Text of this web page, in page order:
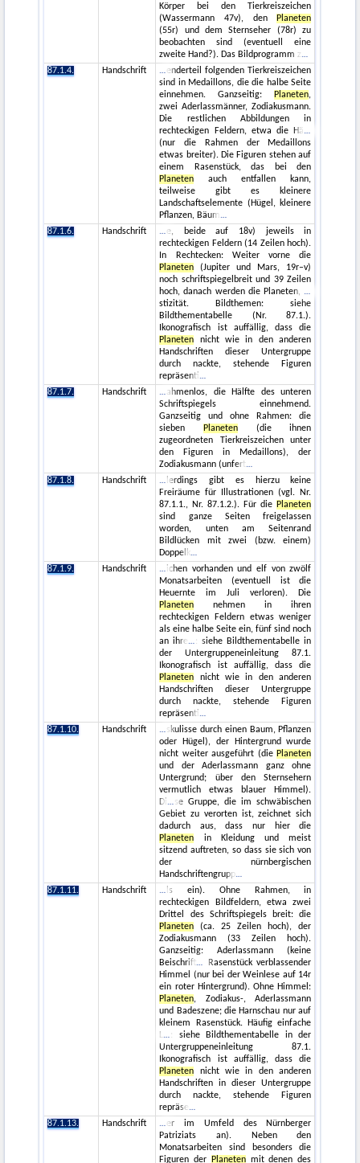
Körper bei den Tierkreiszeichen
(Wassermann 47v), den
Planeten
(55r) und dem Sternseher (78r) zu
beobachten sind (eventuell eine
zweite Hand?). Das Bildprogramm z
87.1.4.
Handschrift
enderteil folgenden Tierkreiszeichen
sind in Medaillons, die die halbe Seite
einnehmen. Ganzseitig:
Planeten,
zwei Aderlassmänner, Zodiakusmann.
Die restlichen Abbildungen in
rechteckigen Feldern, etwa die Hä
(nur die Rahmen der Medaillons
etwas breiter). Die Figuren stehen auf
einem Rasenstück, das bei den
Planeten auch entfallen kann,
teilweise gibt es kleinere
Landschaftselemente (Hügel, kleinere
Pflanzen, Bäum
87.1.6.
Handschrift
e, beide auf 18v) jeweils in
rechteckigen Feldern (14 Zeilen hoch).
In Rechtecken: Weiter vorne die
Planeten (Jupiter und Mars, 19r–v)
noch schriftspiegelbreit und 39 Zeilen
hoch, danach werden die Planeten,
stizität. Bildthemen: siehe
Bildthementabelle (Nr. 87.1.).
Ikonografisch ist auffällig, dass die
Planeten nicht wie in den anderen
Handschriften dieser Untergruppe
durch nackte, stehende Figuren
repräsenti
87.1.7.
Handschrift
ahmenlos, die Hälfte des unteren
Schriftspiegels einnehmend.
Ganzseitig und ohne Rahmen: die
sieben
Planeten(die ihnen
zugeordneten Tierkreiszeichen unter
den Figuren in Medaillons), der
Zodiakusmann (unfert
87.1.8.
Handschrift
lerdings gibt es hierzu keine
Freiräume für Illustrationen (vgl. Nr.
87.1.1., Nr. 87.1.2.). Für die Planeten
sind ganze Seiten freigelassen
worden, unten am Seitenrand
Bildlücken mit zwei (bzw. einem)
Doppelk
87.1.9.
Handschrift
ichen vorhanden und elf von zwölf
Monatsarbeiten (eventuell ist die
Heuernte im Juli verloren). Die
Planeten nehmen in ihren
rechteckigen Feldern etwas weniger
als eine halbe Seite ein, fünf sind noch
an ihre
: siehe Bildthementabelle in
der Untergruppeneinleitung 87.1.
Ikonografisch ist auffällig, dass die
Planeten nicht wie in den anderen
Handschriften dieser Untergruppe
durch nackte, stehende Figuren
repräsenti
87.1.10.
Handschrift
skulisse durch einen Baum, Pflanzen
oder Hügel), der Hintergrund wurde
nicht weiter ausgeführt (die Planeten
und der Aderlassmann ganz ohne
Untergrund; über den Sternsehern
vermutlich etwas blauer Himmel).
Di
se Gruppe, die im schwäbischen
Gebiet zu verorten ist, zeichnet sich
dadurch aus, dass nur hier die
Planeten in Kleidung und meist
sitzend auftreten, so dass sie sich von
der nürnbergischen
Handschriftengrupp
87.1.11.
Handschrift
ls ein). Ohne Rahmen, in
rechteckigen Bildfeldern, etwa zwei
Drittel des Schriftspiegels breit: die
Planeten (ca. 25 Zeilen hoch), der
Zodiakusmann (33 Zeilen hoch).
Ganzseitig: Aderlassmann (keine
Beischrift
Rasenstück verblassender
Himmel (nur bei der Weinlese auf 14r
ein roter Hintergrund). Ohne Himmel:
Planeten, Zodiakus-, Aderlassmann
und Badeszene; die Harnschau nur auf
kleinem Rasenstück. Häufig einfache
L
: siehe Bildthementabelle in der
Untergruppeneinleitung 87.1.
Ikonografisch ist auffällig, dass die
Planeten nicht wie in den anderen
Handschriften in dieser Untergruppe
durch nackte, stehende Figuren
repräse
87.1.13.
Handschrift
er im Umfeld des Nürnberger
Patriziats an). Neben den
Monatsarbeiten sind besonders die
Figuren der
Planetenmit denen des